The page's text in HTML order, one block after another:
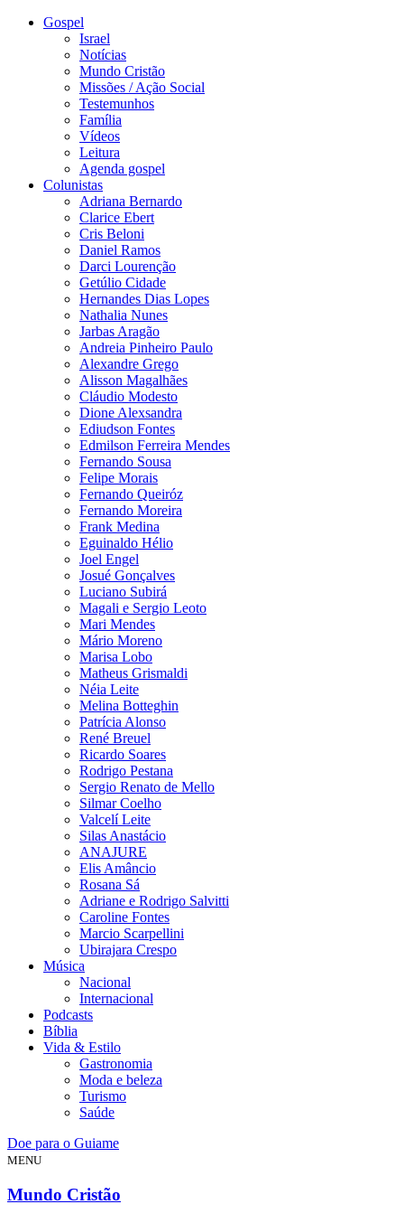
Gospel
Israel
Notícias
Mundo Cristão
Missões / Ação Social
Testemunhos
Família
Vídeos
Leitura
Agenda gospel
Colunistas
Adriana Bernardo
Clarice Ebert
Cris Beloni
Daniel Ramos
Darci Lourenção
Getúlio Cidade
Hernandes Dias Lopes
Nathalia Nunes
Jarbas Aragão
Andreia Pinheiro Paulo
Alexandre Grego
Alisson Magalhães
Cláudio Modesto
Dione Alexsandra
Ediudson Fontes
Edmilson Ferreira Mendes
Fernando Sousa
Felipe Morais
Fernando Queiróz
Fernando Moreira
Frank Medina
Eguinaldo Hélio
Joel Engel
Josué Gonçalves
Luciano Subirá
Magali e Sergio Leoto
Mari Mendes
Mário Moreno
Marisa Lobo
Matheus Grismaldi
Néia Leite
Melina Botteghin
Patrícia Alonso
René Breuel
Ricardo Soares
Rodrigo Pestana
Sergio Renato de Mello
Silmar Coelho
Valcelí Leite
Silas Anastácio
ANAJURE
Elis Amâncio
Rosana Sá
Adriane e Rodrigo Salvitti
Caroline Fontes
Marcio Scarpellini
Ubirajara Crespo
Música
Nacional
Internacional
Podcasts
Bíblia
Vida & Estilo
Gastronomia
Moda e beleza
Turismo
Saúde
Doe para o Guiame
MENU
Mundo Cristão